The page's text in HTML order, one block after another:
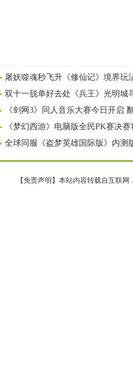
屠妖噬魂秒飞升《修仙记》境界玩
双十一脱单好去处《兵王》光明城
《剑网3》同人音乐大赛今日开启
《梦幻西游》电脑版全民PK赛决赛
全球同服《盗梦英雄国际版》内测
【免责声明】本站内容转载自互联